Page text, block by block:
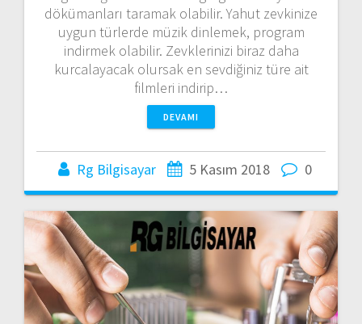
dökümanları taramak olabilir. Yahut zevkinize
uygun türlerde müzik dinlemek, program
indirmek olabilir. Zevklerinizi biraz daha
kurcalayacak olursak en sevdiğiniz türe ait
filmleri indirip…
DEVAMI
Rg Bilgisayar 5 Kasım 2018 0